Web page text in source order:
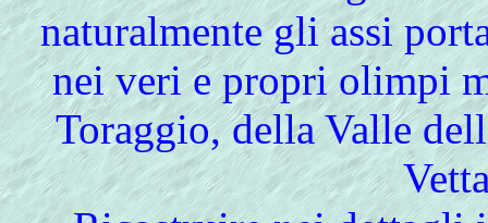
naturalmente gli assi
nei veri e propri olimpi
Toraggio, della Valle